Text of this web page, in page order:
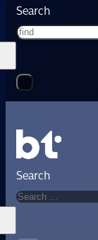
Search
Search